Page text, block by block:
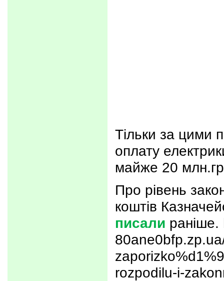
Тільки за цими
оплату
майже 20
Про рівень
коштів
писали
rozpodilu-i-